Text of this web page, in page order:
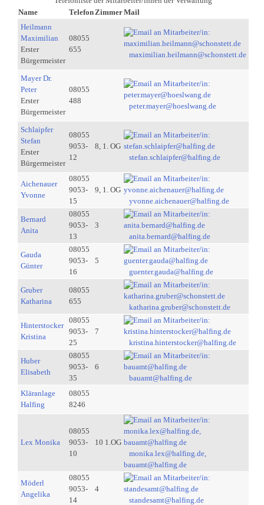
Name
Telefon ZimmerMail
Heilmann
Maximilian
Erster
Bürgermeister
08055
655
maximilian.heilmann@schonstett.de
Mayer Dr.
Peter
Erster
Bürgermeister
08055
488
peter.mayer@hoeslwang.de
Schlaipfer
Stefan
Erster
Bürgermeister
08055
9053-
12
8, 1. OG
stefan.schlaipfer@halfing.de
Aichenauer
Yvonne
08055
9053-
15
9, 1. OG
yvonne.aichenauer@halfing.de
Bernard
Anita
08055
9053-
13
3
anita.bernard@halfing.de
Gauda
Günter
08055
9053-
16
5
guenter.gauda@halfing.de
Gruber
Katharina
08055
655
katharina.gruber@schonstett.de
Hinterstocker
Kristina
08055
9053-
25
7
kristina.hinterstocker@halfing.de
Huber
Elisabeth
08055
9053-
35
6
bauamt@halfing.de
Kläranlage
Halfing
08055
8246
Lex Monika
08055
9053-
10
10 1.OG
monika.lex@halfing.de,
bauamt@halfing.de
Möderl
Angelika
08055
9053-
14
4
standesamt@halfing.de